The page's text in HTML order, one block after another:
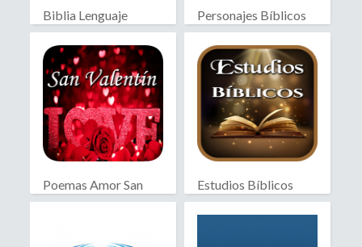
Biblia Lenguaje
Actual
Personajes Bíblicos
Poemas Amor San
Valentín
Estudios Bíblicos